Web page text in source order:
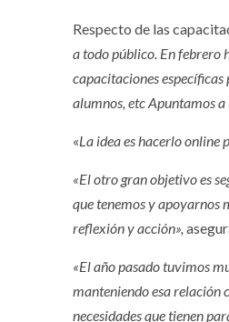
Respecto de las
a todo público. En febrero
capacitaciones
alumnos, etc Apuntamos
«La idea es hacerlo online
«El otro gran objetivo es
que tenemos y apoyarnos
reflexión y acción»,
«El año pasado tuvimos
manteniendo esa relación
necesidades que tienen